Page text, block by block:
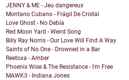
JENNY & ME - Jeu dangereux
Montano Cubano - Frágil De Cristal
Love Ghost - No Debía
Red Moon Yard - Weird Song
Billy Ray Norris - Our Love Will Find A Way
Saints of No One - Drowned in a Bar
Reetoxa - Amber
Phoenix Wise & The Resistance - I'm Free
MAWK3 - Indiana Jones